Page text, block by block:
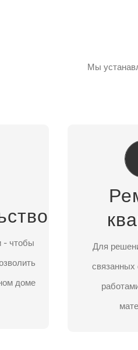
Мы
- чтобы
доме
Для
услуг от
объекта в
Помогаем